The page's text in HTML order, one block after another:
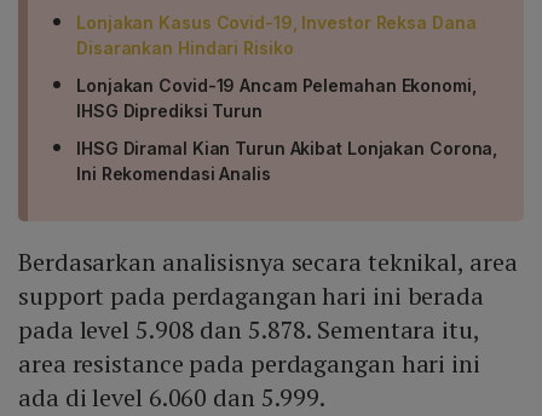
Lonjakan Kasus Covid-19, Investor Reksa Dana
Disarankan Hindari Risiko
Lonjakan Covid-19 Ancam Pelemahan Ekonomi,
IHSG Diprediksi Turun
IHSG Diramal Kian Turun Akibat Lonjakan Corona,
Ini Rekomendasi Analis
Berdasarkan analisisnya secara teknikal, area
support pada perdagangan hari ini berada
pada level 5.908 dan 5.878. Sementara itu,
area resistance pada perdagangan hari ini
ada di level 6.060 dan 5.999.